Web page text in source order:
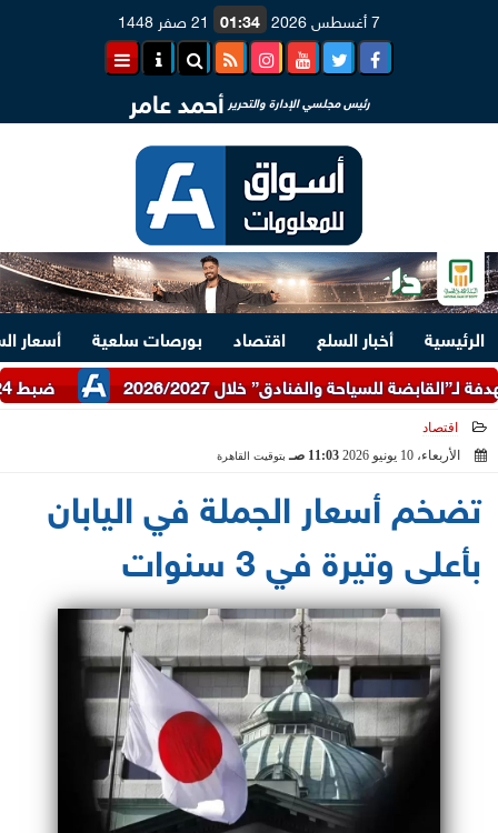
7 أغسطس 2026 01:34 21 صفر 1448
رئيس مجلسي الإدارة والتحرير أحمد عامر
الرئيسية أخبار السلع اقتصاد بورصات سلعية
أسعار
ضبط 24 طن دقيق أبيض وبلدي مدعم عبر شرطة التموين
اقتصاد
الأربعاء، 10 يونيو 2026
11:03 صـ بتوقيت القاهرة
تضخم أسعار الجملة في اليابان
بأعلى وتيرة في 3 سنوات